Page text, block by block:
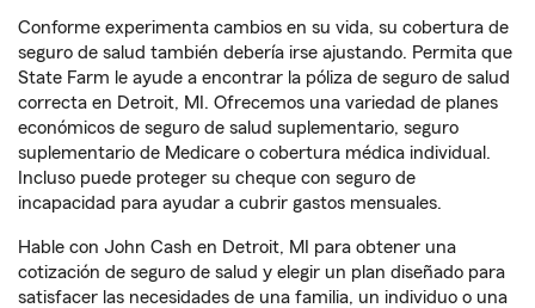
Conforme experimenta cambios en su vida, su cobertura de
seguro de salud también debería irse ajustando. Permita que
State Farm le ayude a encontrar la póliza de seguro de salud
correcta en Detroit, MI. Ofrecemos una variedad de planes
económicos de seguro de salud suplementario, seguro
suplementario de Medicare o cobertura médica individual.
Incluso puede proteger su cheque con seguro de
incapacidad para ayudar a cubrir gastos mensuales.
Hable con John Cash en Detroit, MI para obtener una
cotización de seguro de salud y elegir un plan diseñado para
satisfacer las necesidades de una familia, un individuo o una